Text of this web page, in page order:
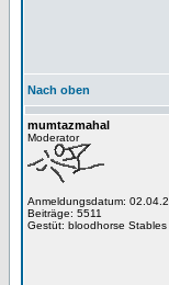
Nach oben
mumtazmahal
Moderator
Anmeldungsdatum:
Beiträge: 5511
Gestüt: bloodhorse Stables